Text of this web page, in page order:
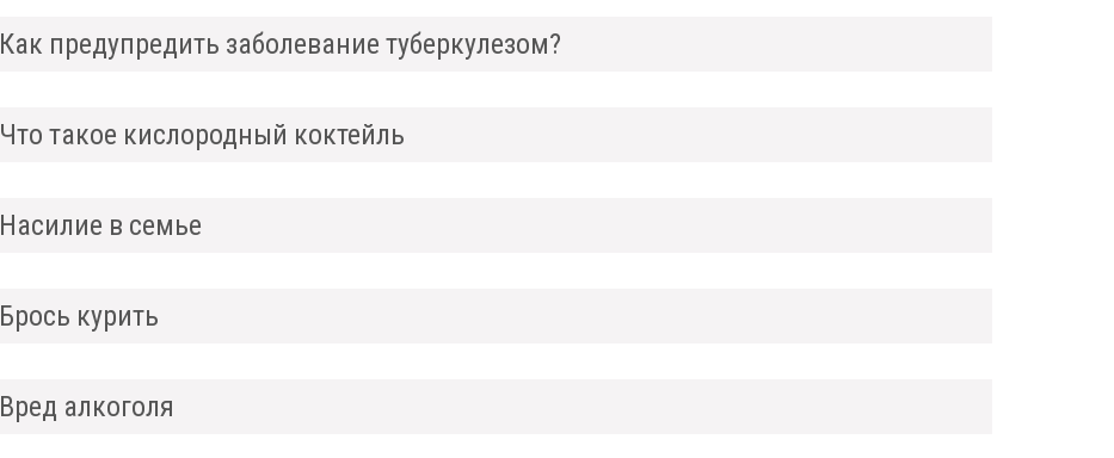
Как предупредить заболевание туберкулезом?
Что такое кислородный коктейль
Насилие в семье
Брось курить
Вред алкоголя